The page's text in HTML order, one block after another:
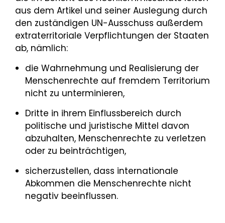
aus dem Artikel und seiner Auslegung durch
den zuständigen UN-Ausschuss außerdem
extraterritoriale Verpflichtungen der Staaten
ab, nämlich:
die Wahrnehmung und Realisierung der
Menschenrechte auf fremdem Territorium
nicht zu unterminieren,
Dritte in ihrem Einflussbereich durch
politische und juristische Mittel davon
abzuhalten, Menschenrechte zu verletzen
oder zu beinträchtigen,
sicherzustellen, dass internationale
Abkommen die Menschenrechte nicht
negativ beeinflussen.